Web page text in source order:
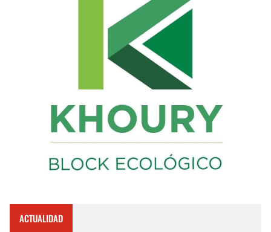
ACTUALIDAD